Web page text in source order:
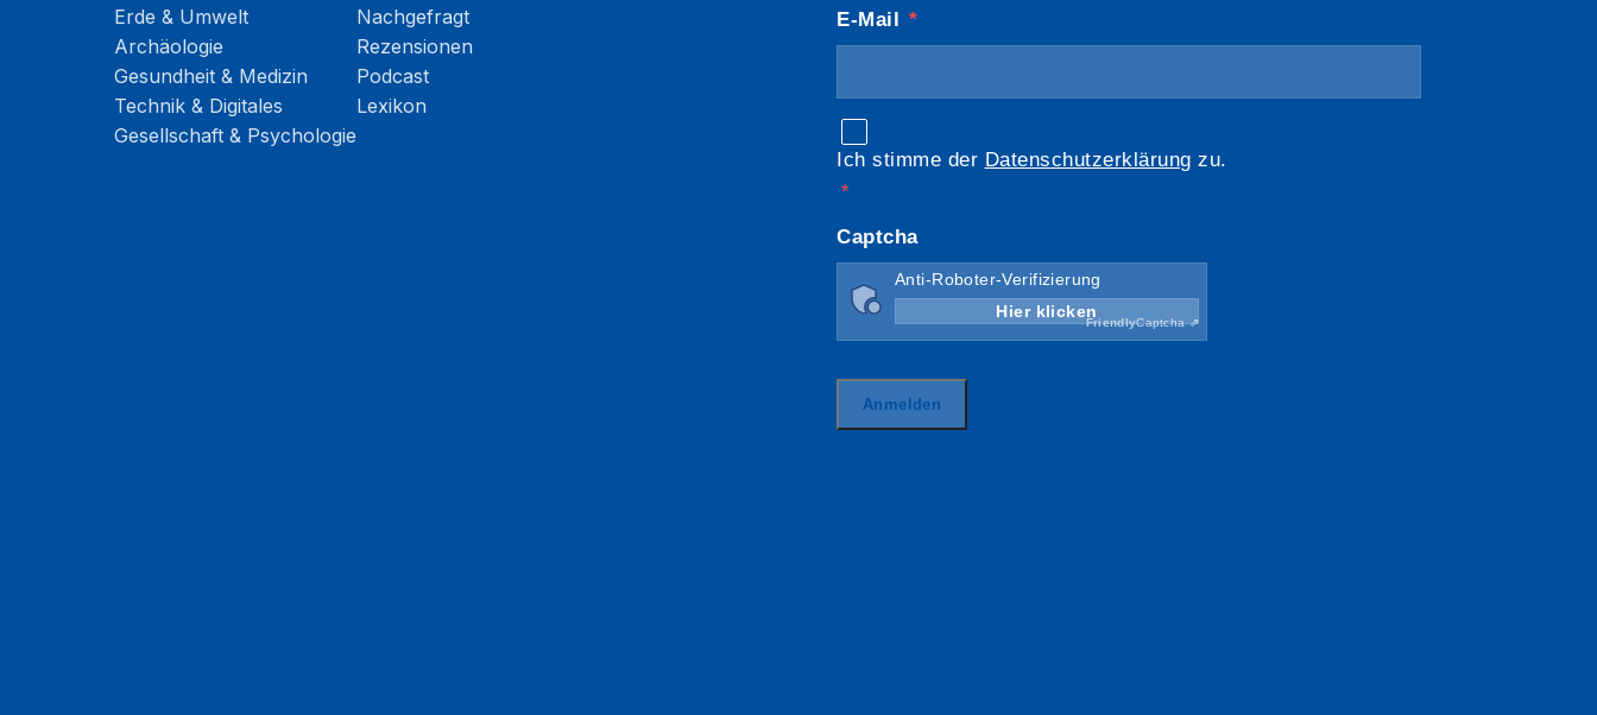
Erde & Umwelt
Archäologie
Gesundheit & Medizin
Technik & Digitales
Gesellschaft & Psychologie
Nachgefragt
Rezensionen
Podcast
Lexikon